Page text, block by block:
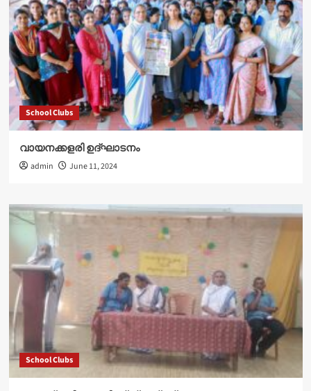
School Clubs
വായനക്കളരി ഉദ്‌ഘാടനം
admin June 11, 2024
School Clubs